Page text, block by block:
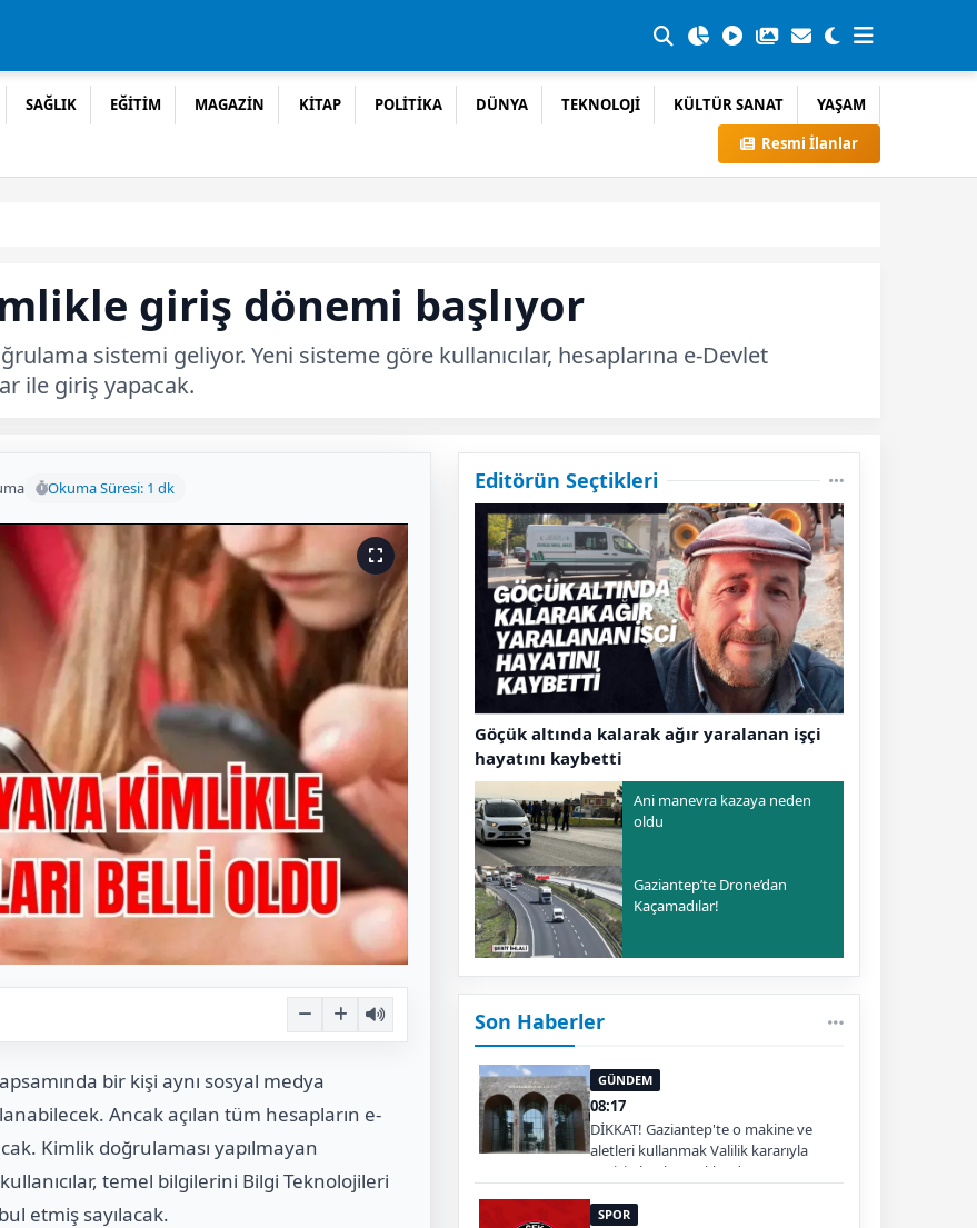
SAĞLIK EĞİTİM MAGAZİN KİTAP POLİTİKA DÜNYA TEKNOLOJİ KÜLTÜR SANAT
YAŞAM
Resmi İlanlar
giriş dönemi başlıyor
sistemi geliyor. Yeni sisteme göre kullanıcılar, hesaplarına e-Devlet
ile giriş yapacak.
Okuma Süresi: 1 dk
bir kişi aynı sosyal medya
Ancak açılan tüm hesapların e-
Kimlik doğrulaması yapılmayan
temel bilgilerini Bilgi Teknolojileri
etmiş sayılacak.
Editörün Seçtikleri
Göçük altında kalarak ağır yaralanan işçi
hayatını kaybetti
Ani manevra kazaya neden
oldu
Gaziantep’te Drone’dan
Kaçamadılar!
Son Haberler
GÜNDEM
08:17
DİKKAT! Gaziantep'te o makine ve
aletleri kullanmak Valilik kararıyla
geçici olarak yasaklandı
SPOR